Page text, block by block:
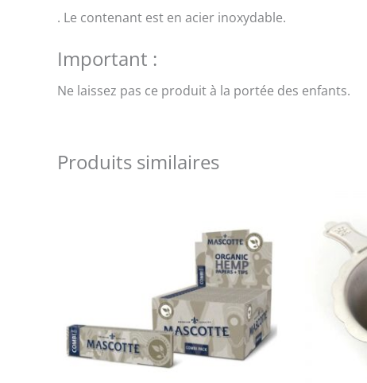
. Le contenant est en acier inoxydable.
Important :
Ne laissez pas ce produit à la portée des enfants.
Produits similaires